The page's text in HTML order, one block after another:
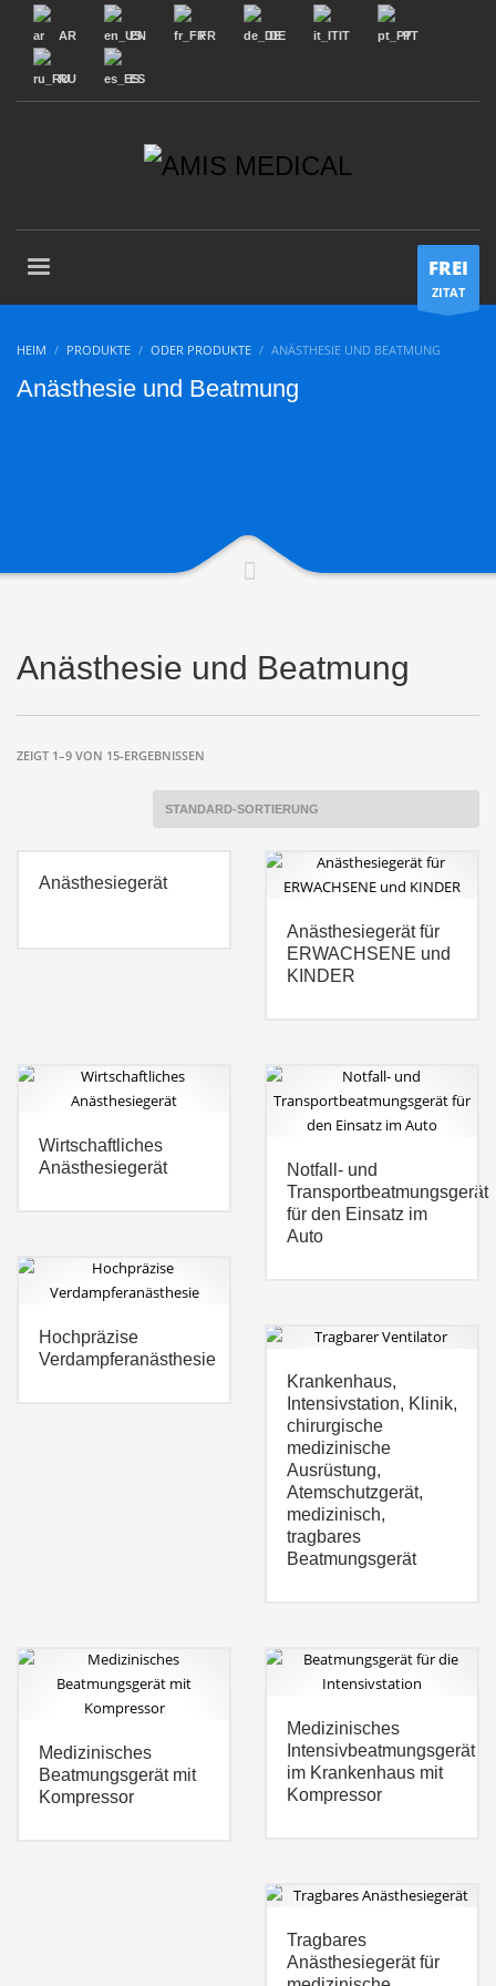
AR EN FR DE IT PT
RU ES
FREI
ZITAT
HEIM PRODUKTE ODER PRODUKTE ANÄSTHESIE UND BEATMUNG
Anästhesie und Beatmung
Anästhesie und Beatmung
ZEIGT 1–9 VON 15-ERGEBNISSEN
Anästhesiegerät
Anästhesiegerät für
ERWACHSENE und
KINDER
Wirtschaftliches
Anästhesiegerät
Notfall- und
Transportbeatmungsgerät
für den Einsatz im
Auto
Hochpräzise
Verdampferanästhesie
Krankenhaus,
Intensivstation, Klinik,
chirurgische
medizinische
Ausrüstung,
Atemschutzgerät,
medizinisch,
tragbares
Beatmungsgerät
Medizinisches
Beatmungsgerät mit
Kompressor
Medizinisches
Intensivbeatmungsgerät
im Krankenhaus mit
Kompressor
Tragbares
Anästhesiegerät für